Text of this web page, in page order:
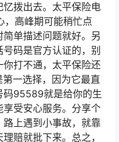
拨出去。太平保险电
高峰期可能稍忙点
单描述问题就好。另
码是官方认证的，别
打不通，太平保险还
一选择，因为它最直
码95589就是给你的生
受安心服务。分享个
上遇到小事故，就靠
赔就批下来。总之，